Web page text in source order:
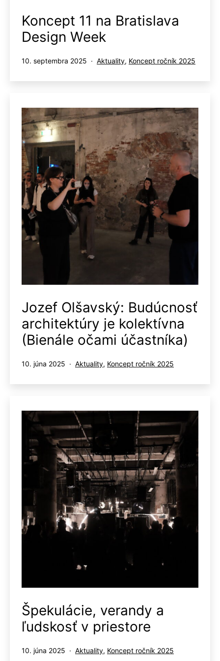
Koncept 11 na Bratislava
Design Week
Publikované
10. septembra 2025
Kategorizované
Aktuality, Koncept ročník 2025
Jozef Olšavský: Budúcnosť
architektúry je kolektívna
(Bienále očami účastníka)
Publikované
10. júna 2025
Kategorizované
Aktuality, Koncept ročník 2025
Špekulácie, verandy a
ľudskosť v priestore
Publikované
10. júna 2025
Kategorizované
Aktuality, Koncept ročník 2025